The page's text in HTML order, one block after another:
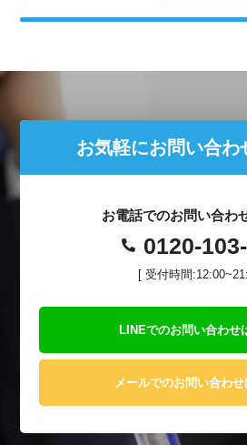
お気軽にお問い合わ
お電話でのお問い合わ
0120-
[ 受付時間
LINEでのお問い合わせ
メールでのお問い合わ